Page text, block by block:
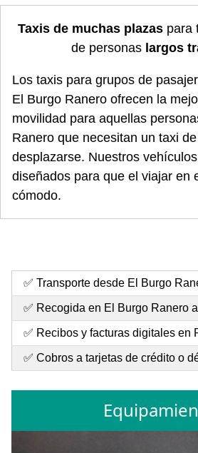
Taxis de muchas plazas para
de personas largos
Los taxis para grupos de
El Burgo Ranero ofrecen la
movilidad para aquellas
Ranero que necesitan un taxi
desplazarse. Nuestros
diseñados para que el viajar en
cómodo.
✅ Transporte desde El Burgo
✅ Recogida en El Burgo Ranero
✅ Recibos y facturas digitales en
✅ Cobros a tarjetas de crédito o